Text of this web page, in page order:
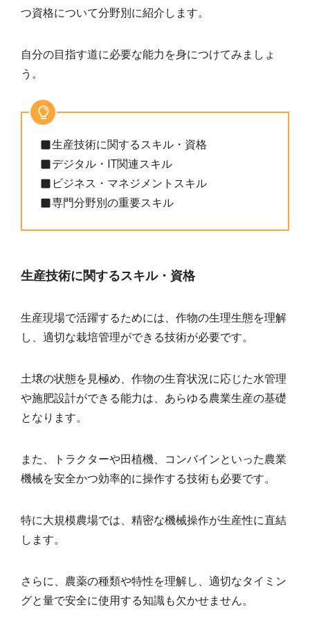
つ資格について分野別に紹介します。
自分の目指す道に必要な能力を身につけてみましょ
う。
生産技術に関するスキル・資格
デジタル・IT関連スキル
ビジネス・マネジメントスキル
専門分野別の重要スキル
生産技術に関するスキル・資格
生産現場で活躍するためには、作物の生理生態を理解
し、適切な栽培管理ができる技術が必要です。
土壌の状態を見極め、作物の生育状況に応じた水管理
や施肥設計ができる能力は、あらゆる農業生産の基礎
となります。
また、トラクターや田植機、コンバインといった農業
機械を安全かつ効率的に操作する技術も必要です。
特に大規模農場では、精密な機械操作が生産性に直結
します。
さらに、農薬の種類や特性を理解し、適切なタイミン
グと量で安全に使用する知識も欠かせません。